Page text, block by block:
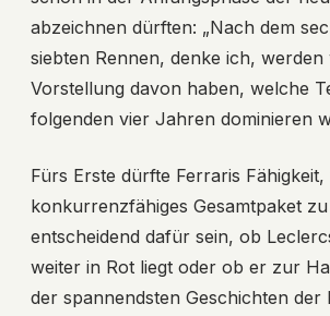
abzeichnen dürften: „Nach dem
siebten Rennen, denke ich, werden
Vorstellung davon haben, welche
folgenden vier Jahren dominieren
Fürs Erste dürfte Ferraris Fähigkeit,
konkurrenzfähiges Gesamtpaket
entscheidend dafür sein, ob
weiter in Rot liegt oder ob er zur
der spannendsten Geschichten der